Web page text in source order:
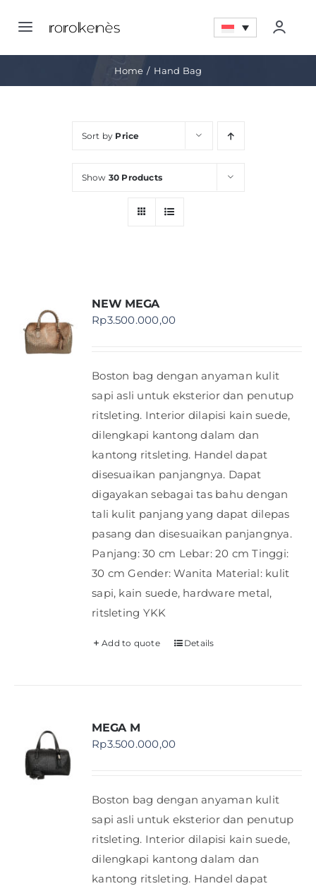
Toggle
Navigation
Shop
Home Hand Bag
Sort by Price
Show 30 Products
NEW MEGA
Rp3.500.000,00
Boston bag dengan anyaman kulit
sapi asli untuk eksterior dan penutup
ritsleting. Interior dilapisi kain suede,
dilengkapi kantong dalam dan
kantong ritsleting. Handel dapat
disesuaikan panjangnya. Dapat
digayakan sebagai tas bahu dengan
tali kulit panjang yang dapat dilepas
pasang dan disesuaikan panjangnya.
Panjang: 30 cm Lebar: 20 cm Tinggi:
30 cm Gender: Wanita Material: kulit
sapi, kain suede, hardware metal,
ritsleting YKK
Add to quote Details
MEGA M
Rp3.500.000,00
Boston bag dengan anyaman kulit
sapi asli untuk eksterior dan penutup
ritsleting. Interior dilapisi kain suede,
dilengkapi kantong dalam dan
kantong ritsleting. Handel dapat